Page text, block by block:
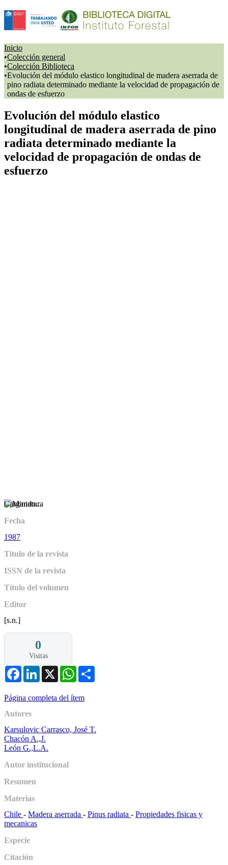
Inicio
Colección general
Colección Biblioteca
Evolución del módulo elastico longitudinal de madera aserrada de
pino radiata determinado mediante la velocidad de propagación de
ondas de esfuerzo
Evolución del módulo elastico
longitudinal de madera aserrada de pino
radiata determinado mediante la
velocidad de propagación de ondas de
esfuerzo
Cargando...
Fecha
1987
Título de la revista
ISSN de la revista
Título del volumen
Editor
[s.n.]
0
Visitas
FacebookLinkedIn
X WhatsApp
Página completa del ítem
Autores
Karsulovic Carrasco, José T.
Chacón A.,J.
León G.,L.A.
Autor institucional
Resumen
Materias
Chile - Madera aserrada - Pinus radiata - Propiedades fisicas y
mecanicas
Especie
Citación